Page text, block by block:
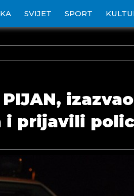
SVIJET SPORT
PIJAN,
i prijavili